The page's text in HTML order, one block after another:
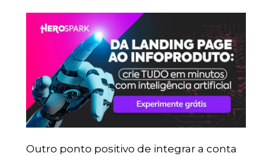
Outro ponto positivo de integrar a conta